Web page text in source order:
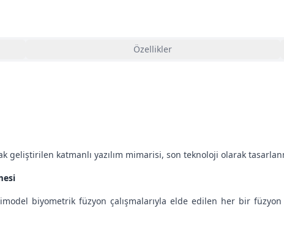
Özellikler
geliştirilen katmanlı yazılım mimarisi, son teknoloji olarak
biyometrik füzyon çalışmalarıyla elde edilen her bir